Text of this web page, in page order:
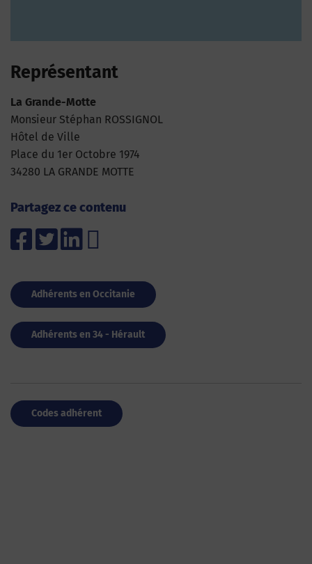
Représentant
La Grande-Motte
Monsieur Stéphan ROSSIGNOL
Hôtel de Ville
Place du 1er Octobre 1974
34280 LA GRANDE MOTTE
Partagez ce contenu
Adhérents en Occitanie
Adhérents en 34 - Hérault
Codes adhérent